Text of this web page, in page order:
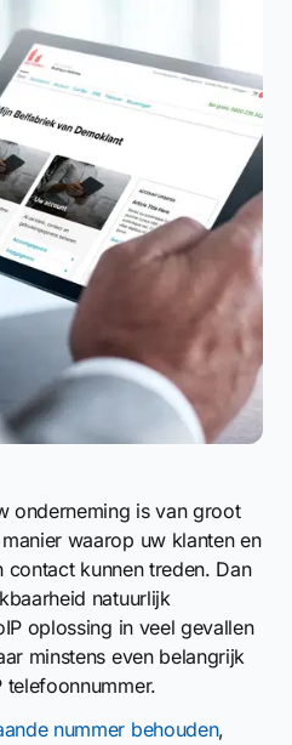
onderneming is van groot
waarop uw klanten en
contact kunnen treden. Dan
natuurlijk
oplossing in veel gevallen
minstens even belangrijk
telefoonnummer.
nummer behouden,